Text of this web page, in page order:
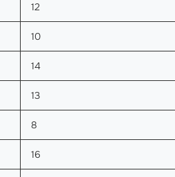
12
10
14
13
8
16